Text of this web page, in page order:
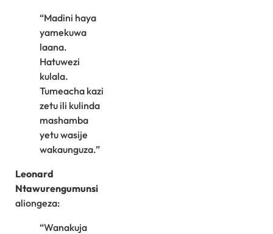
“Madini haya
yamekuwa
laana.
Hatuwezi
kulala.
Tumeacha kazi
zetu ili kulinda
mashamba
yetu wasije
wakaunguza.”
Leonard
Ntawurengumunsi
aliongeza:
“Wanakuja